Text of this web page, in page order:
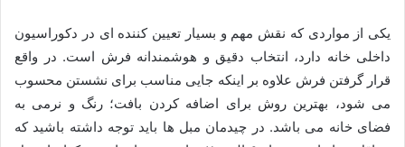
یکی از مواردی که نقش مهم و بسیار تعیین کننده ‌ای در دکوراسیون
داخلی خانه دارد، انتخاب دقیق و هوشمندانه‌ فرش است. در واقع
قرار گرفتن فرش علاوه بر اینکه جایی مناسب برای نشستن محسوب
می شود، بهترین روش برای اضافه کردن بافت؛ رنگ و نرمی به
فضای خانه می باشد. در چیدمان مبل ها باید توجه داشته باشید که